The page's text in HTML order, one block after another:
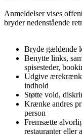
Anmeldelser vises
bryder nedenstående
Bryde gældende
Benytte links,
spisesteder,
Udgive
indhold
Støtte vold,
Krænke andres
person
Fremsætte
restauranter eller